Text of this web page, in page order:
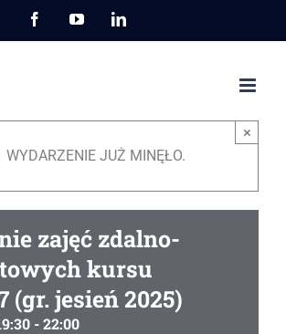
FacebookYouTubeLinkedIn
WYDARZENIE JUŻ MINĘŁO.
×
zajęć zdalno-
kursu
(gr. jesień 2025)
-22:00